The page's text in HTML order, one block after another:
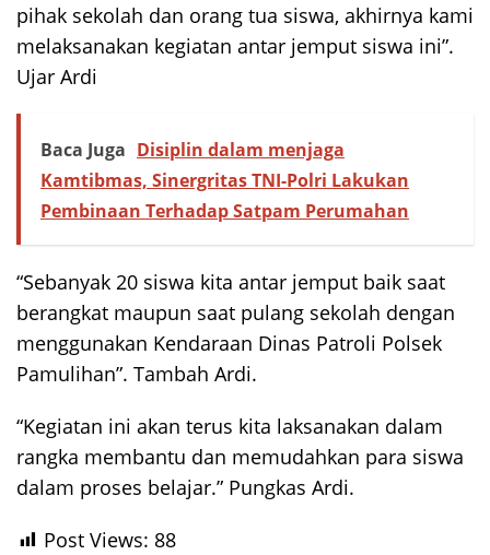
pihak sekolah dan orang tua siswa, akhirnya kami
melaksanakan kegiatan antar jemput siswa ini”.
Ujar Ardi
Baca Juga Disiplin dalam menjaga
Kamtibmas, Sinergritas TNI-Polri Lakukan
Pembinaan Terhadap Satpam Perumahan
“Sebanyak 20 siswa kita antar jemput baik saat
berangkat maupun saat pulang sekolah dengan
menggunakan Kendaraan Dinas Patroli Polsek
Pamulihan”. Tambah Ardi.
“Kegiatan ini akan terus kita laksanakan dalam
rangka membantu dan memudahkan para siswa
dalam proses belajar.” Pungkas Ardi.
Post Views: 88